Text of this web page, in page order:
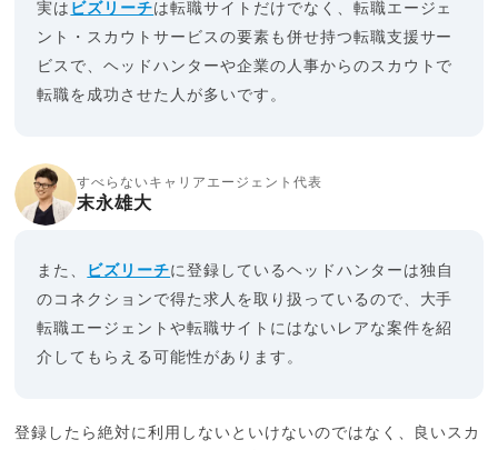
実は ビズリーチは転職サイトだけでなく、転職エージェ
ント・スカウトサービスの要素も併せ持つ転職支援サー
ビスで、ヘッドハンターや企業の人事からのスカウトで
転職を成功させた人が多いです。
すべらないキャリアエージェント代表
末永雄大
また、 ビズリーチに登録しているヘッドハンターは独自
のコネクションで得た求人を取り扱っているので、大手
転職エージェントや転職サイトにはないレアな案件を紹
介してもらえる可能性があります。
登録したら絶対に利用しないといけないのではなく、良いスカ